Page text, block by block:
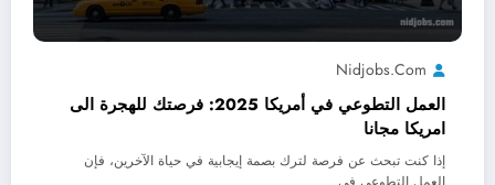
Nidjobs.com
العمل التطوعي في أمريكا 2025: فرصتك للهجرة الى
امريكا مجانا
إذا كنت تبحث عن فرصة لترك بصمة إيجابية في حياة الآخرين، فإن